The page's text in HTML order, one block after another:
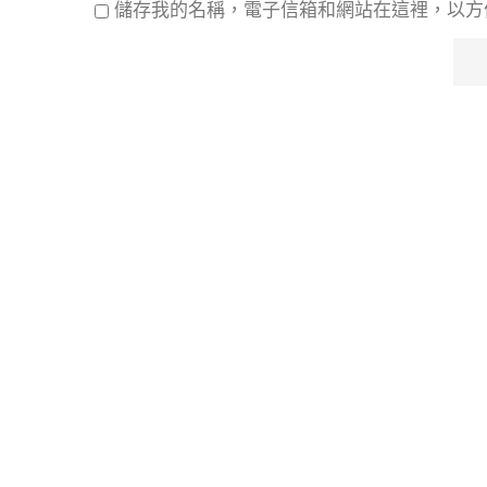
儲存我的名稱，電子信箱和網站在這裡，以方